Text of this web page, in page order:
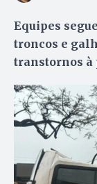
Equipes
troncos e
transtornos à